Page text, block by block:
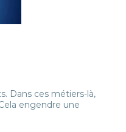
Dans ces métiers-là,
engendre une